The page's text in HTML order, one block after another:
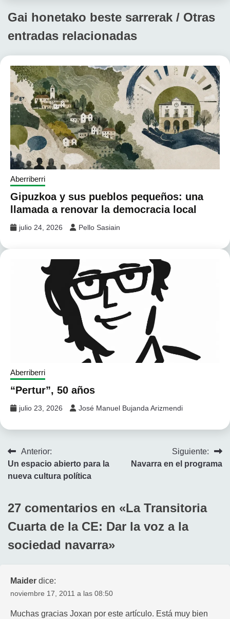
Gai honetako beste sarrerak / Otras
entradas relacionadas
Aberriberri
Gipuzkoa y sus pueblos pequeños: una
llamada a renovar la democracia local
julio 24, 2026 Pello Sasiain
Aberriberri
“Pertur”, 50 años
julio 23, 2026 José Manuel Bujanda Arizmendi
Navegación
de
Anterior:
Un espacio abierto para la
nueva cultura política
Siguiente:
Navarra en el programa
27 comentarios en «La Transitoria
Cuarta de la CE: Dar la voz a la
sociedad navarra»
Maider dice:
noviembre 17, 2011 a las 08:50
Muchas gracias Joxan por este artículo. Está muy bien